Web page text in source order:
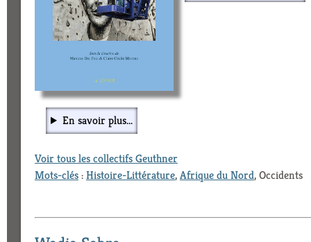
En savoir plus...
Voir tous les collectifs Geuthner
Mots-clés:Histoire-Littérature,Afrique du Nord, Occidents